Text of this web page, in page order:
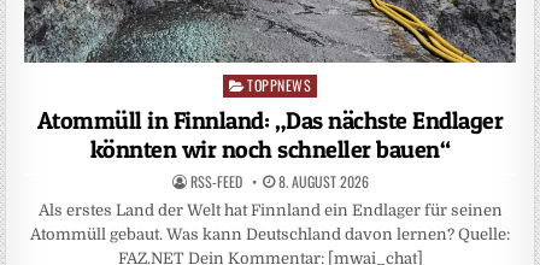
Posted
in
TOPPNEWS
Atommüll in Finnland: „Das nächste Endlager
könnten wir noch schneller bauen“
RSS-FEED 8. AUGUST 2026
Als erstes Land der Welt hat Finnland ein Endlager für seinen
Atommüll gebaut. Was kann Deutschland davon lernen? Quelle:
FAZ.NET Dein Kommentar: [mwai_chat]